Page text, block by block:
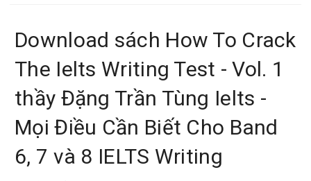
Download sách How To Crack
The Ielts Writing Test - Vol. 1
thầy Đặng Trần Tùng Ielts -
Mọi Điều Cần Biết Cho Band
6, 7 và 8 IELTS Writing